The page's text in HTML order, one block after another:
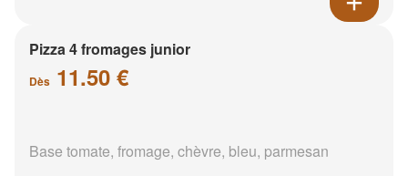
Pizza 4 fromages junior
Dès 11.50 €
Base tomate, fromage, chèvre, bleu, parmesan